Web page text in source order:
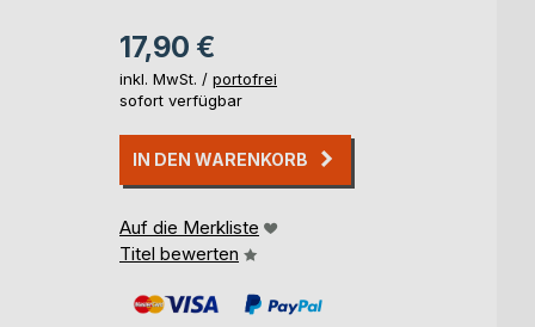
17,90 €
inkl. MwSt. / portofrei
sofort verfügbar
IN DEN WARENKORB
Auf die Merkliste
Titel bewerten